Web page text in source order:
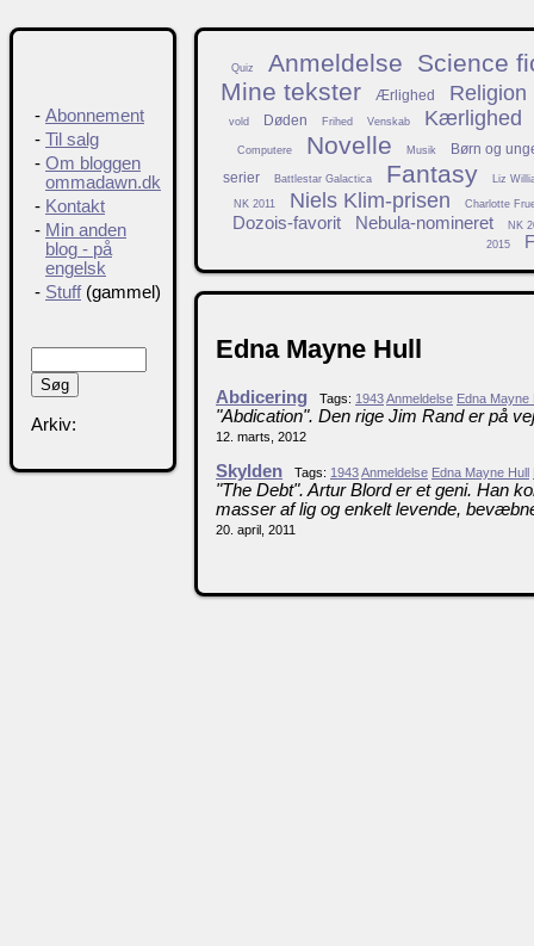
Quiz Anmeldelse
Science
Mine tekster
Ærlighed Religion
vold Døden Frihed Venskab Kærlighed
Computere Novelle Musik
Børn og
serier
Battlestar Galactica Fantasy Liz
NK 2011 Niels Klim-prisen Charlotte
Dozois-favorit Nebula-nomineret
NK
2015
Edna Mayne Hull
Abdicering Tags: 1943Anmeldelse Edna Mayne
"Abdication". Den rige Jim Rand er på
12. marts, 2012
Skylden Tags: 1943Anmeldelse Edna Mayne Hull
"The Debt". Artur Blord er et geni. Han
masser af lig og enkelt levende,
20. april, 2011
- Abonnement
- Til salg
- Om bloggen
ommadawn.dk
- Kontakt
- Min anden
blog - på
engelsk
- Stuff(gammel)
Arkiv: